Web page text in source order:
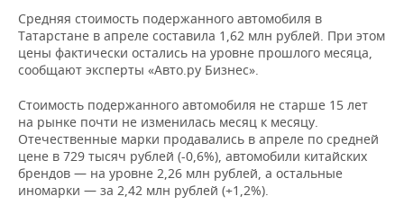
ОТКРЫТАЯ ЛЕКЦИЯ
БАСКЕТБОЛ
КИБЕРСПОРТ
ФИГУРНОЕ КАТАНИЕ
ИНФРАСТРУКТУРА
КУЛЬТУРА
МЕДИЦИНА
СПРАВОЧНИК
СПИСОК ПЕРСОН
СПИСОК КОМПАНИЙ
Средняя стоимость подержанного автомобиля в
Татарстане в апреле составила 1,62 млн рублей. При этом
цены фактически остались на уровне прошлого месяца,
сообщают эксперты «Авто.ру Бизнес».
Стоимость подержанного автомобиля не старше 15 лет
на рынке почти не изменилась месяц к месяцу.
Отечественные марки продавались в апреле по средней
цене в 729 тысяч рублей (-0,6%), автомобили китайских
брендов — на уровне 2,26 млн рублей, а остальные
иномарки — за 2,42 млн рублей (+1,2%).